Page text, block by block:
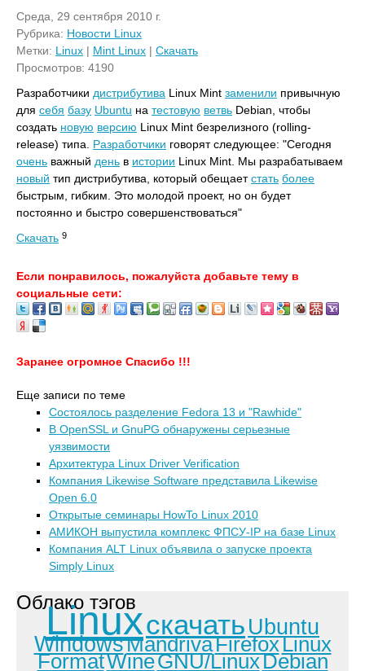
Среда, 29 сентября 2010 г.
Рубрика: Новости Linux
Метки: Linux | Mint Linux | Скачать
Просмотров: 4190
Разработчики дистрибутива Linux Mint заменили привычную
для себя базу Ubuntu на тестовую ветвь Debian, чтобы
создать новую версию Linux Mint безрелизного (rolling-
release) типа. Разработчики говорят следующее: "Сегодня
очень важный день в истории Linux Mint. Мы разрабатываем
новый тип дистрибутива, который обещаетстать более
быстрым, гибким. Это молодой проект, но он будет
постоянно и быстро совершенствоваться"
Скачать 9
Если понравилось, пожалуйста добавьте тему в
социальные сети:
Заранее огромное Спасибо !!!
Еще записи по теме
Состоялось разделение Fedora 13 и "Rawhide"
В OpenSSL и GnuPG обнаружены серьезные
уязвимости
Архитектура Linux Driver Verification
Компания Likewise Software представила Likewise
Open 6.0
Открытые семинары HowTo Linux 2010
АМИКОН выпустила комплекс ФПСУ-IP на базе Linux
Компания ALT Linux объявила о запуске проекта
Simply Linux
Облако тэгов
Linuxскачать Ubuntu
WindowsMandrivaFirefoxLinux
FormatWineGNU/LinuxDebian